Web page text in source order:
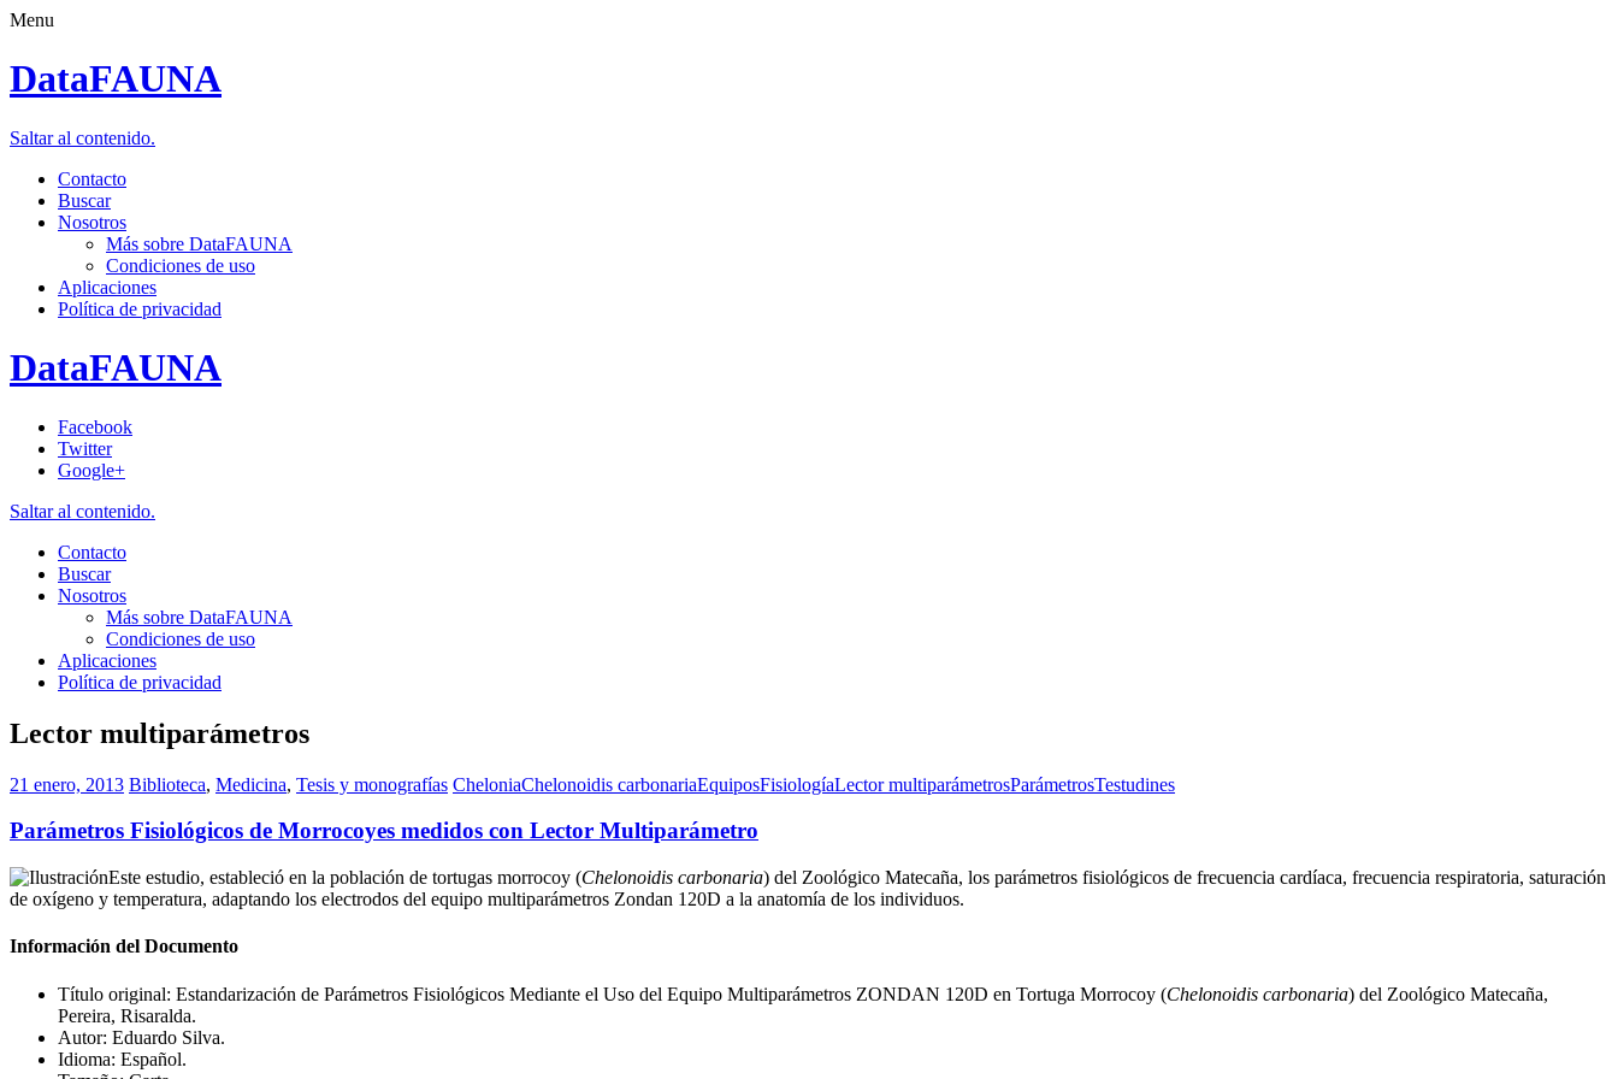
Menu
DataFAUNA
Saltar al contenido.
Contacto
Buscar
Nosotros
Más sobre DataFAUNA
Condiciones de uso
Aplicaciones
Política de privacidad
DataFAUNA
Facebook
Twitter
Google+
Saltar al contenido.
Contacto
Buscar
Nosotros
Más sobre DataFAUNA
Condiciones de uso
Aplicaciones
Política de privacidad
Lector multiparámetros
21 enero, 2013 Biblioteca, Medicina, Tesis y monografías CheloniaChelonoidis carbonariaEquiposFisiologíaLector multiparámetrosParámetrosTestudines
Parámetros Fisiológicos de Morrocoyes medidos con Lector Multiparámetro
Este estudio, estableció en la población de tortugas morrocoy (Chelonoidis carbonaria) del Zoológico Matecaña, los parámetros fisiológicos de frecuencia cardíaca, frecuencia respiratoria, saturación
de oxígeno y temperatura, adaptando los electrodos del equipo multiparámetros Zondan 120D a la anatomía de los individuos.
Información del Documento
Título original: Estandarización de Parámetros Fisiológicos Mediante el Uso del Equipo Multiparámetros ZONDAN 120D en Tortuga Morrocoy (Chelonoidis carbonaria) del Zoológico Matecaña,
Pereira, Risaralda.
Autor: Eduardo Silva.
Idioma: Español.